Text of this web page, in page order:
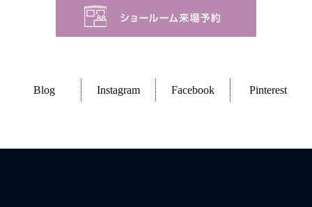
Blog Instagram Facebook Pinterest